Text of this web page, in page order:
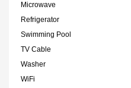
Microwave
Refrigerator
Swimming Pool
TV Cable
Washer
WiFi